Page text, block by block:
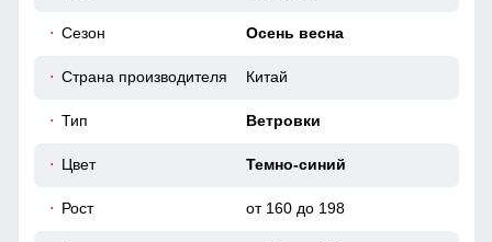
Сезон Осень весна
Страна производителя Китай
Тип Ветровки
Цвет Темно-синий
Рост от 160 до 198